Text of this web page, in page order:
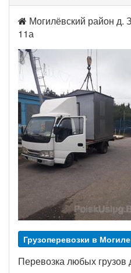
Могилёвский район д.
11а
Грузоперевозки в
Перевозка любых грузов